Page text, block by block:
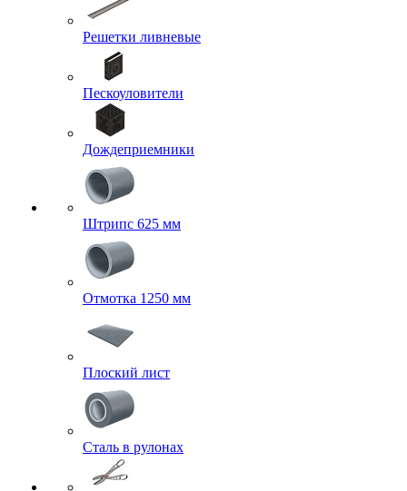
Решетки ливневые
Пескоуловители
Дождеприемники
Штрипс 625 мм
Отмотка 1250 мм
Плоский лист
Сталь в рулонах